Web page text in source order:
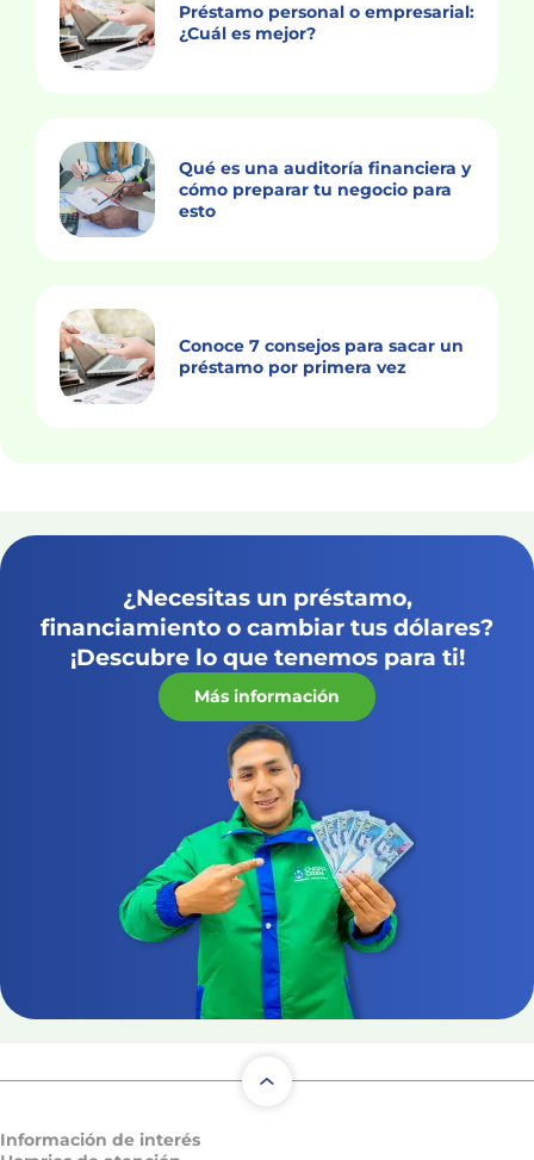
Préstamo personal o empresarial:
¿Cuál es mejor?
Qué es una auditoría financiera y
cómo preparar tu negocio para
esto
Conoce 7 consejos para sacar un
préstamo por primera vez
¿Necesitas un préstamo,
financiamiento o cambiar tus dólares?
¡Descubre lo que tenemos para ti!
Más información
Información de interés